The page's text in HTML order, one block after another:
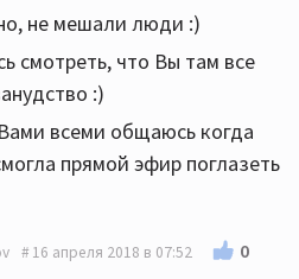
не мешали люди :)
смотреть, что Вы там все
:)
всеми общаюсь когда
прямой эфир поглазеть
16 апреля 2018 в 07:52 0